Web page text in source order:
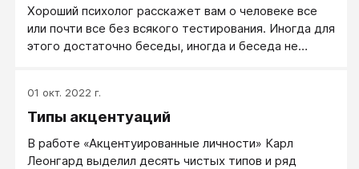
Хороший психолог расскажет вам о человеке все
или почти все без всякого тестирования. Иногда для
этого достаточно беседы, иногда и беседа не
интонации его разговора. Однако хороших
психологов мало, а разбираться в людях нужно, и
тесты.
01 окт. 2022 г.
Типы акцентуаций
В работе «Акцентуированные личности» Карл
Леонгард выделил десять чистых типов и ряд